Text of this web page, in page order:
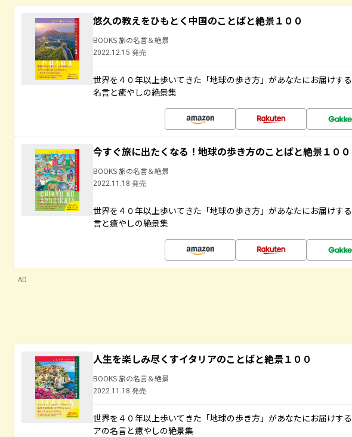
悠久の教えをひもとく中国のことばと絶景１００
BOOKS 旅の名言＆絶景
2022.12.15 発売
世界を４０年以上歩いてきた「地球の歩き方」があなたにお届けす
名言と癒やしの絶景集
今すぐ旅に出たくなる！地球の歩き方のことばと絶景１００
BOOKS 旅の名言＆絶景
2022.11.18 発売
世界を４０年以上歩いてきた「地球の歩き方」があなたにお届けす
言と癒やしの絶景集
AD
人生を楽しみ尽くすイタリアのことばと絶景１００
BOOKS 旅の名言＆絶景
2022.11.18 発売
世界を４０年以上歩いてきた「地球の歩き方」があなたにお届けす
アの名言と癒やしの絶景集